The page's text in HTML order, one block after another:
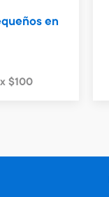
en
$100